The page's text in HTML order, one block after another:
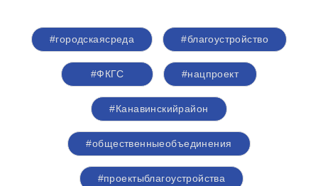
#городскаясреда #благоустройство
#ФКГС #нацпроект
#Канавинскийрайон
#общественныеобъединения
#проектыблагоустройства